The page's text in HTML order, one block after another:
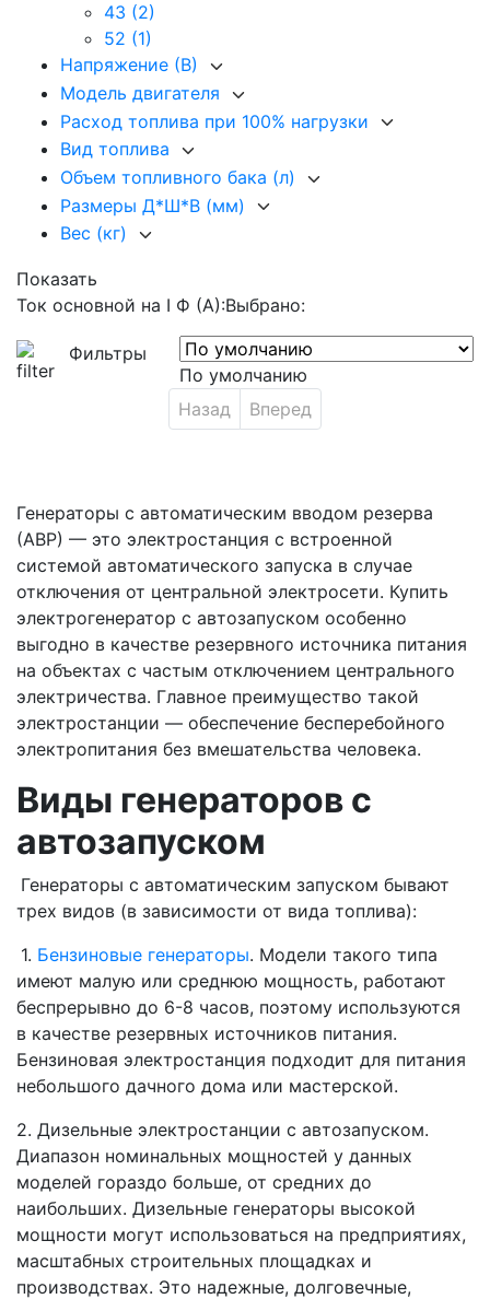
43 (2)
52 (1)
Напряжение (В)
Модель двигателя
Расход топлива при 100% нагрузки
Вид топлива
Объем топливного бака (л)
Размеры Д*Ш*В (мм)
Вес (кг)
Показать
Ток основной на I Ф (А):Выбрано:
Фильтры
По умолчанию
Назад
Вперед
Генераторы с автоматическим вводом резерва
(АВР) — это электростанция с встроенной
системой автоматического запуска в случае
отключения от центральной электросети. Купить
электрогенератор с автозапуском особенно
выгодно в качестве резервного источника питания
на объектах с частым отключением центрального
электричества. Главное преимущество такой
электростанции — обеспечение бесперебойного
электропитания без вмешательства человека.
Виды генераторов с
автозапуском
Генераторы с автоматическим запуском бывают
трех видов (в зависимости от вида топлива):
1. Бензиновые генераторы. Модели такого типа
имеют малую или среднюю мощность, работают
беспрерывно до 6-8 часов, поэтому используются
в качестве резервных источников питания.
Бензиновая электростанция подходит для питания
небольшого дачного дома или мастерской.
2. Дизельные электростанции с автозапуском.
Диапазон номинальных мощностей у данных
моделей гораздо больше, от средних до
наибольших. Дизельные генераторы высокой
мощности могут использоваться на предприятиях,
масштабных строительных площадках и
производствах. Это надежные, долговечные,